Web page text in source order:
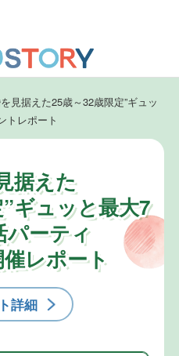
見据えた25歳～32歳限定”ギュッ
トレポート
据えた
ギュッと最大7
パーティ
レポート
詳細